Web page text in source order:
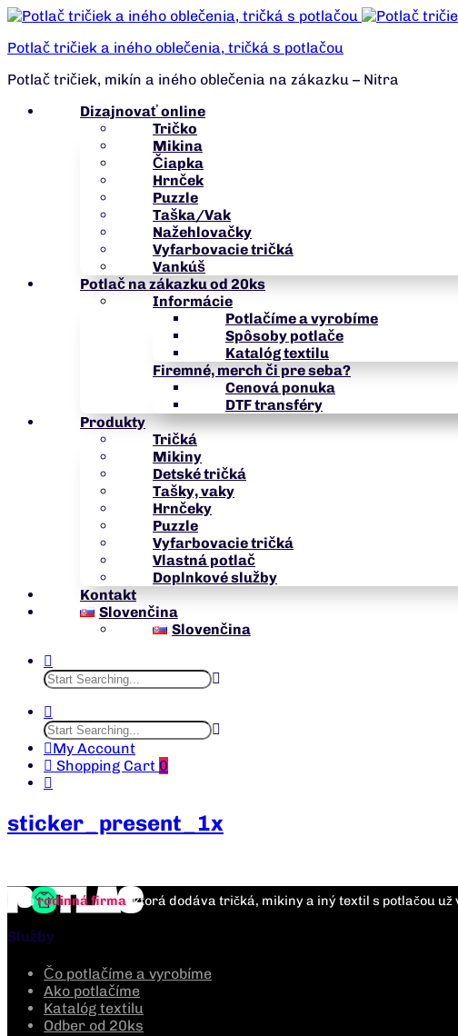
Potlač tričiek a iného oblečenia, tričká s potlačou
Potlač tričiek, mikín a iného oblečenia na zákazku – Nitra
Dizajnovať online
Tričko
Mikina
Čiapka
Hrnček
Puzzle
Taška/Vak
Nažehlovačky
Vyfarbovacie tričká
Vankúš
Potlač na zákazku od 20ks
Informácie
Potlačíme a vyrobíme
Spôsoby potlače
Katalóg textilu
Firemné, merch či pre seba?
Cenová ponuka
DTF transféry
Produkty
Tričká
Mikiny
Detské tričká
Tašky, vaky
Hrnčeky
Puzzle
Vyfarbovacie tričká
Vlastná potlač
Doplnkové služby
Kontakt
Slovenčina
Slovenčina
My Account
Shopping Cart 0
sticker_present_1x
Smerodinná firma , ktorá dodáva tričká, mikiny a iný textil s potlačou už
Služby
Čo potlačíme a vyrobíme
Ako potlačíme
Katalóg textilu
Odber od 20ks